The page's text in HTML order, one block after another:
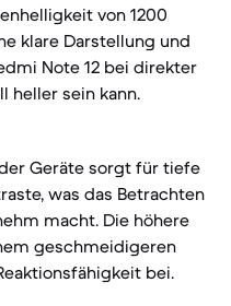
von 1200
klare Darstellung und
Note 12 bei direkter
heller sein kann.
Geräte sorgt für tiefe
was das Betrachten
macht. Die höhere
geschmeidigeren
bei.